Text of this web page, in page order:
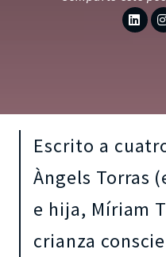
Escrito a
Àngels Torras
e hija, Míriam
crianza